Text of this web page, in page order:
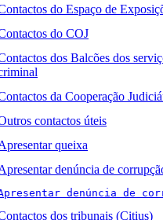
do Espaço de
do COJ
dos Balcões dos
da Cooperação
contactos úteis
queixa
denúncia de
denúncia de
dos tribunais (Citius)